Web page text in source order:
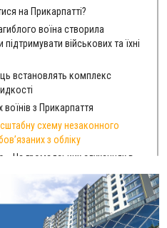
на Прикарпатті?
воїна створила
військових та їхні
встановлять комплекс
воїнів з Прикарпаття
схему незаконного
з обліку
На громадських слуханнях в
питання джипінгу в
профілактичне обстеження
останні приготування до